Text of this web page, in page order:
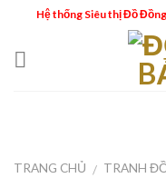
content
Hệ thống Siêu thị Đồ Đồng
TRANG CHỦ / TRANH